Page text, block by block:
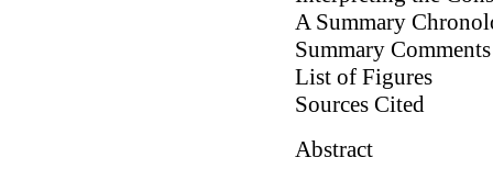
A Summary
Summary Comments
List of Figures
Sources Cited
Abstract